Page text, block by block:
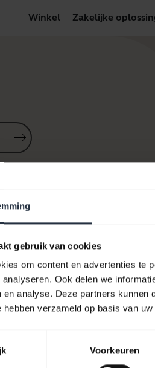
gebruik van cookies
om content en advertenties te
Ook delen we
en analyse. Deze partners
verzameld op basis van
Voorkeuren
Winkel Zakelijke
Hulpbronnen